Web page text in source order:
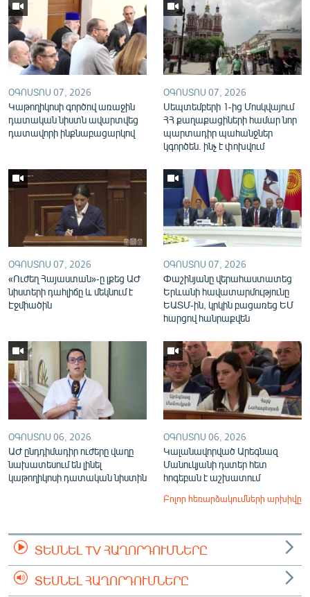
Русский
ՀԵՏԵՎԵՔ ՄԵԶ
«Ազատության» բոլոր կայքերը
ՕԳՈՍՏՈՍ 07, 2026
Կաթողիկոսի գործով առաջին
դատական նիստն ավարտվեց
դատավորի ինքնաբացարկով
ՕԳՈՍՏՈՍ 07, 2026
Սեպտեմբերի 1-ից Մոսկվայում
ՀՀ քաղաքացիների համար նոր
պարտադիր պահանջներ
կգործեն. ինչ է փոխվում
ՕԳՈՍՏՈՍ 07, 2026
«Ուժեղ Հայաստան»-ը լքեց ԱԺ
նիստերի դահլիճը և մեկնում է
Էջմիածին
ՕԳՈՍՏՈՍ 07, 2026
Փաշինյանը վերահաստատեց
Երևանի հավատարմությունը
ԵԱՏՄ-ին, կրկին բացառեց ԵՄ
հարցով հանրաքվեն
ՕԳՈՍՏՈՍ 06, 2026
ԱԺ ընդդիմադիր ուժերը վաղը
նախատեսում են լինել
կաթողիկոսի դատական նիստին
ՕԳՈՍՏՈՍ 06, 2026
Կալանավորված Արեգնազ
Մանուկյանի դստեր հետ
հոգեբան է աշխատում
Բոլոր հեռարձակումների արխիվը
ՏԵՍՆԵԼ TV ՀԱՂՈՐԴՈՒՄՆԵՐԸ
ՏԵՍՆԵԼ ՀԱՂՈՐԴՈՒՄՆԵՐԸ